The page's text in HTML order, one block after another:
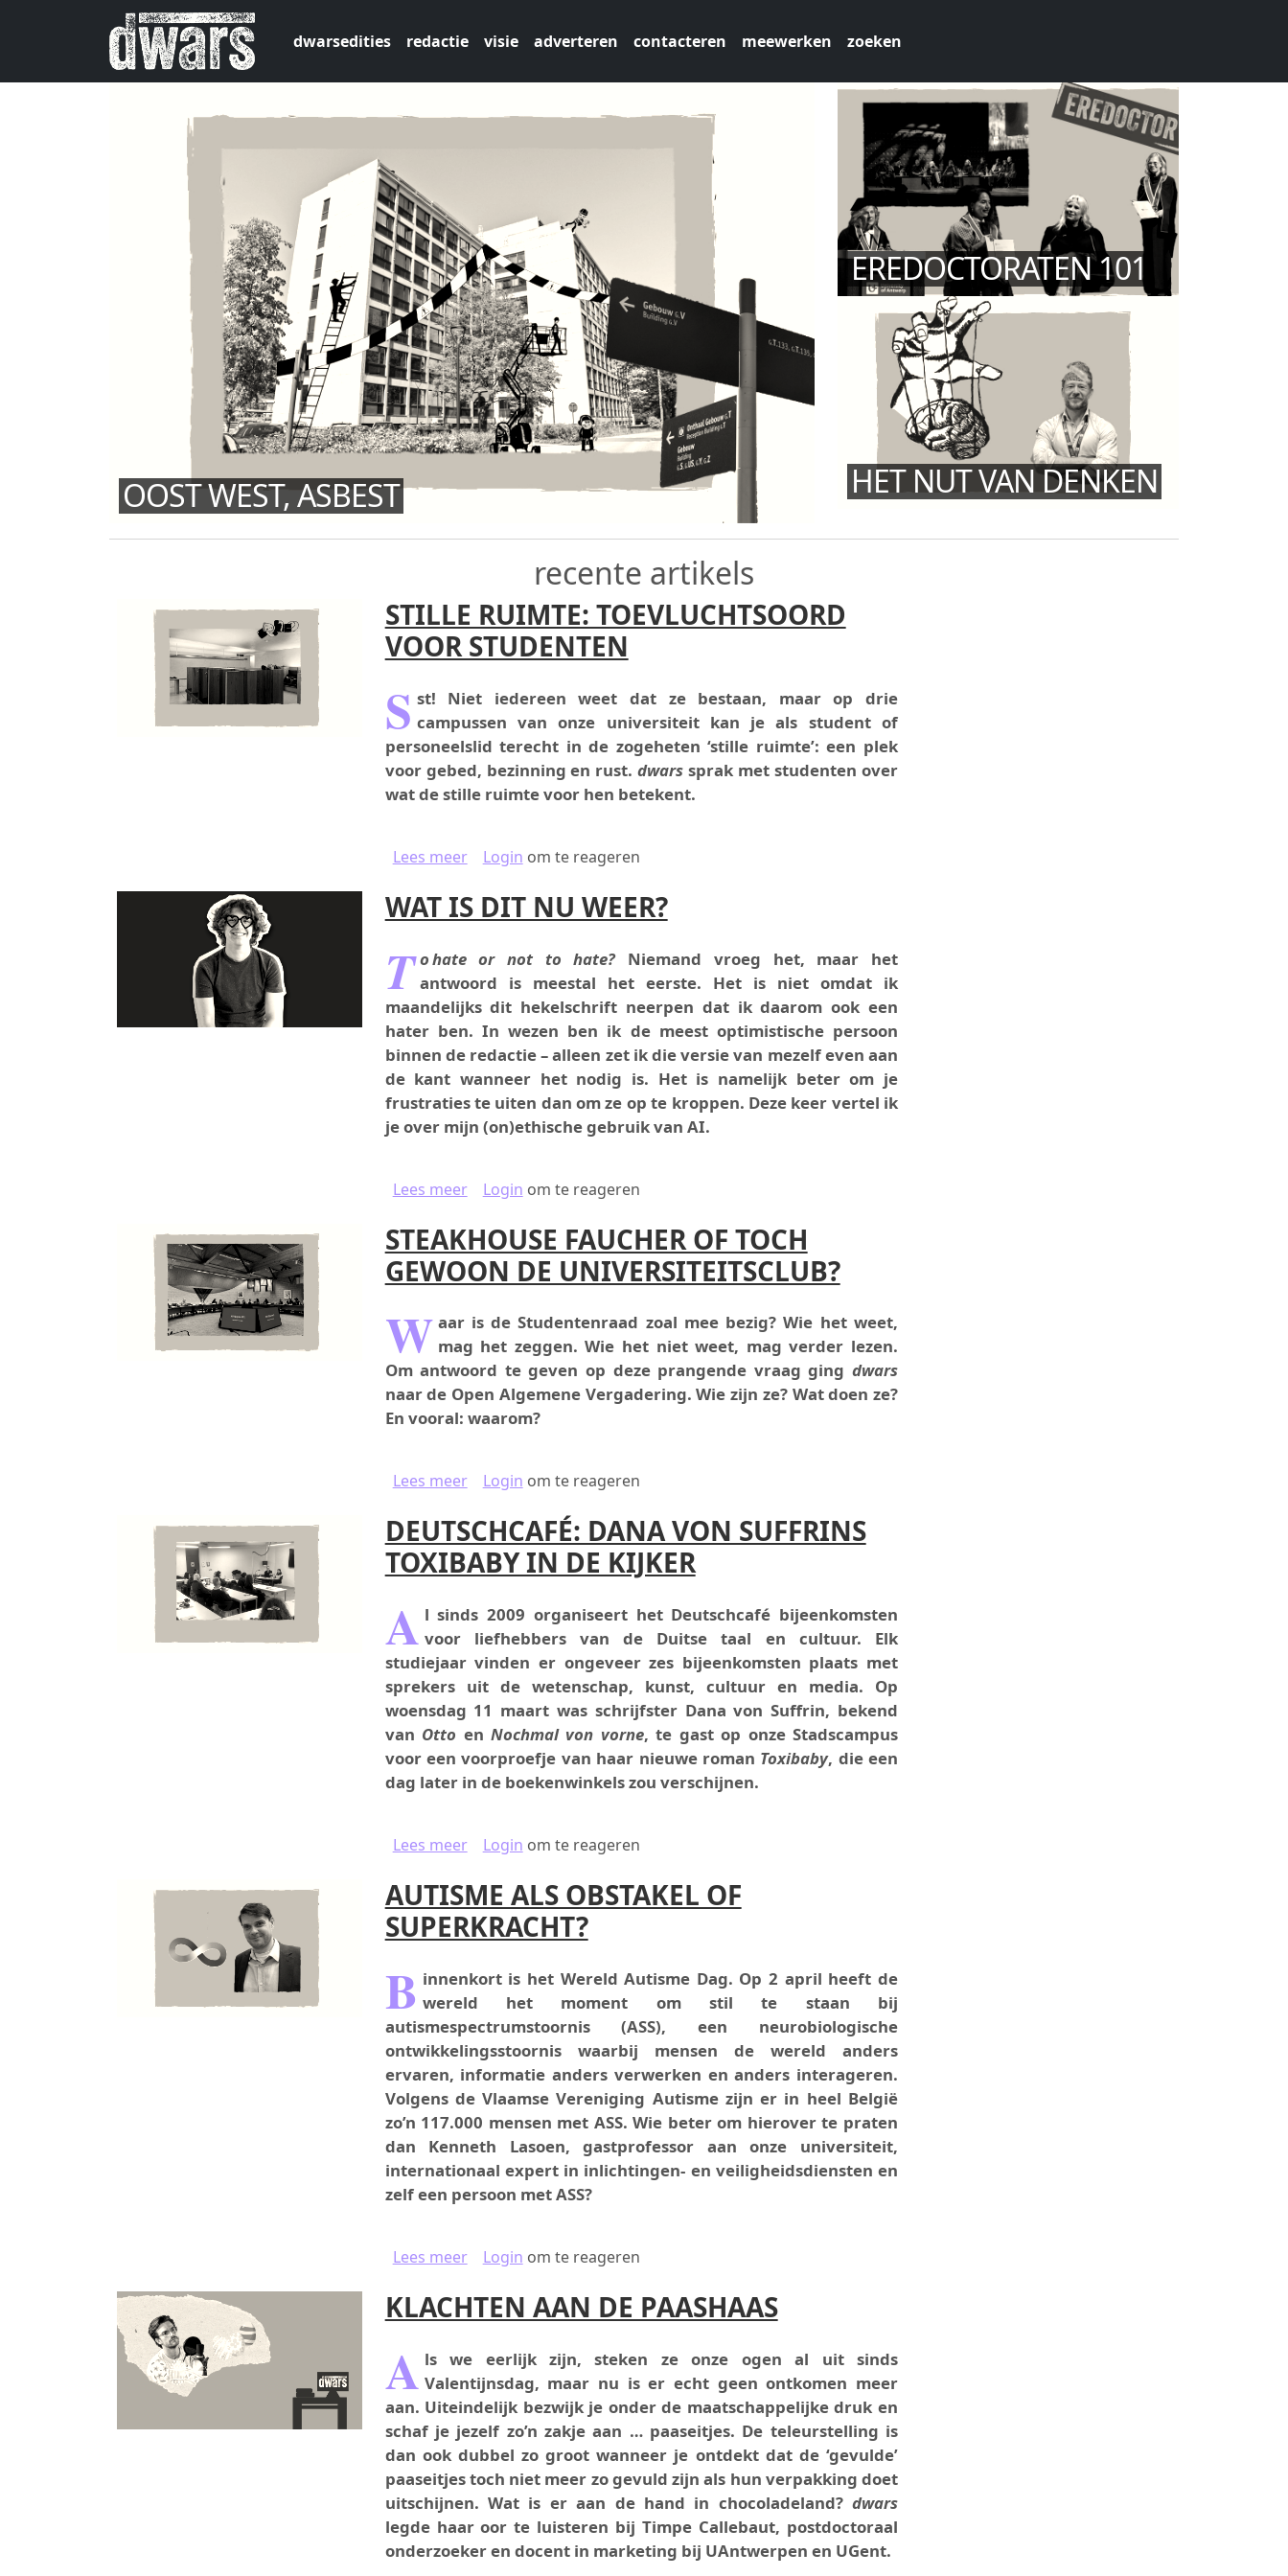
Overslaan en naar de inhoud gaan
dwarsedities
redactie visie adverteren contacteren meewerken zoeken
OOST WEST, ASBEST
EREDOCTORATEN 101
HET NUT VAN DENKEN
recente artikels
STILLE RUIMTE: TOEVLUCHTSOORD
VOOR STUDENTEN
S st! Niet iedereen weet dat ze bestaan, maar op drie
campussen van onze universiteit kan je als student of
personeelslid terecht in de zogeheten ‘stille ruimte’: een plek
voor gebed, bezinning en rust.dwars sprak met studenten over
wat de stille ruimte voor hen betekent.
Lees meerover STILLE RUIMTE: TOEVLUCHTSOORD VOOR STUDENTEN
Login om te reageren
WAT IS DIT NU WEER?
T o hate or not to hate? Niemand vroeg het, maar het
antwoord is meestal het eerste. Het is niet omdat ik
maandelijks dit hekelschrift neerpen dat ik daarom ook een
hater ben. In wezen ben ik de meest optimistische persoon
binnen de redactie – alleen zet ik die versie van mezelf even aan
de kant wanneer het nodig is. Het is namelijk beter om je
frustraties te uiten dan om ze op te kroppen. Deze keer vertel ik
je over mijn (on)ethische gebruik van AI.
Lees meerover WAT IS DIT NU WEER?
Login om te reageren
STEAKHOUSE FAUCHER OF TOCH
GEWOON DE UNIVERSITEITSCLUB?
W aar is de Studentenraad zoal mee bezig? Wie het weet,
mag het zeggen. Wie het niet weet, mag verder lezen.
Om antwoord te geven op deze prangende vraag ging dwars
naar de Open Algemene Vergadering. Wie zijn ze? Wat doen ze?
En vooral: waarom?
Lees meerover STEAKHOUSE FAUCHER OF TOCH GEWOON DE UNIVERSITEITSCLUB?
Login om te reageren
DEUTSCHCAFÉ: DANA VON SUFFRINS
TOXIBABY IN DE KIJKER
A l sinds 2009 organiseert het Deutschcafé bijeenkomsten
voor liefhebbers van de Duitse taal en cultuur. Elk
studiejaar vinden er ongeveer zes bijeenkomsten plaats met
sprekers uit de wetenschap, kunst, cultuur en media. Op
woensdag 11 maart was schrijfster Dana von Suffrin, bekend
van Otto en Nochmal von vorne, te gast op onze Stadscampus
voor een voorproefje van haar nieuwe roman Toxibaby, die een
dag later in de boekenwinkels zou verschijnen.
Lees meerover DEUTSCHCAFÉ: DANA VON SUFFRINS TOXIBABY IN DE KIJKER
Login om te reageren
AUTISME ALS OBSTAKEL OF
SUPERKRACHT?
B innenkort is het Wereld Autisme Dag. Op 2 april heeft de
wereld het moment om stil te staan bij
autismespectrumstoornis (ASS), een neurobiologische
ontwikkelingsstoornis waarbij mensen de wereld anders
ervaren, informatie anders verwerken en anders interageren.
Volgens de Vlaamse Vereniging Autisme zijn er in heel België
zo’n 117.000 mensen met ASS. Wie beter om hierover te praten
dan Kenneth Lasoen, gastprofessor aan onze universiteit,
internationaal expert in inlichtingen- en veiligheidsdiensten en
zelf een persoon met ASS?
Lees meerover AUTISME ALS OBSTAKEL OF SUPERKRACHT?
Login om te reageren
KLACHTEN AAN DE PAASHAAS
A ls we eerlijk zijn, steken ze onze ogen al uit sinds
Valentijnsdag, maar nu is er echt geen ontkomen meer
aan. Uiteindelijk bezwijk je onder de maatschappelijke druk en
schaf je jezelf zo’n zakje aan … paaseitjes. De teleurstelling is
dan ook dubbel zo groot wanneer je ontdekt dat de ‘gevulde’
paaseitjes toch niet meer zo gevuld zijn als hun verpakking doet
uitschijnen. Wat is er aan de hand in chocoladeland? dwars
legde haar oor te luisteren bij Timpe Callebaut, postdoctoraal
onderzoeker en docent in marketing bij UAntwerpen en UGent.